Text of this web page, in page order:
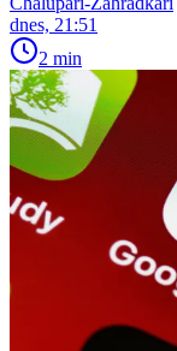
dnes, 21:51
2 min